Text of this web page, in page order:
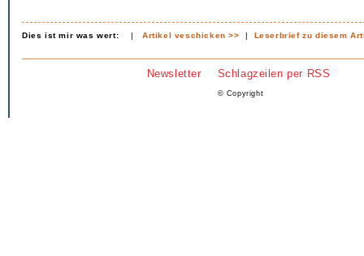
Dies ist mir was wert: |Artikel veschicken >> | Leserbrief zu diesem
Newsletter Schlagzeilen per RSS
© Copyright